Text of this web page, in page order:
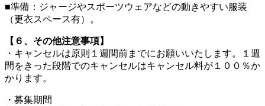
■準備：ジャージやスポーツウェアなどの動きやすい服装
（更衣スペース有）。
【６、その他注意事項】
・キャンセルは原則１週間前までにお願いいたします。１週
間をきった段階でのキャンセルはキャンセル料が１００％か
かります。
・募集期間